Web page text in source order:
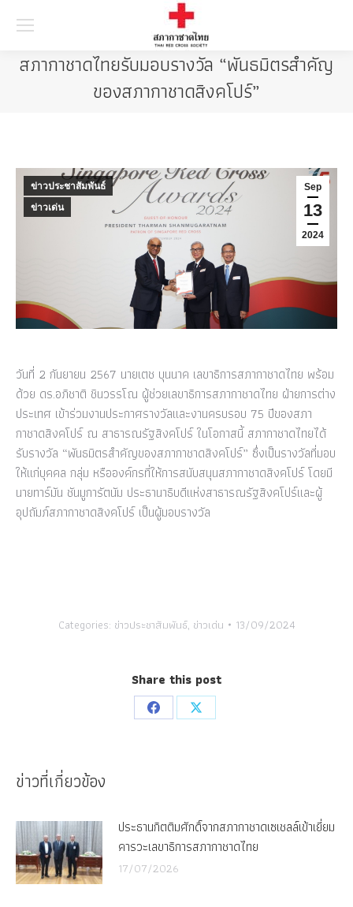
สภากาชาดไทยรับมอบรางวัล “พันธมิตรสำคัญ
ของสภากาชาดสิงคโปร์”
Sep
13
2024
ข่าวประชาสัมพันธ์
ข่าวเด่น
วันที่ 2 กันยายน 2567 นายเตช บุนนาค เลขาธิการสภากาชาดไทย พร้อม
ด้วย ดร.อภิชาติ ชินวรรโณ ผู้ช่วยเลขาธิการสภากาชาดไทย ฝ่ายการต่าง
ประเทศ เข้าร่วมงานประกาศรางวัลและงานครบรอบ 75 ปีของสภา
กาชาดสิงคโปร์ ณ สาธารณรัฐสิงคโปร์ ในโอกาสนี้ สภากาชาดไทยได้
รับรางวัล “พันธมิตรสำคัญของสภากาชาดสิงคโปร์” ซึ่งเป็นรางวัลที่มอบ
ให้แก่บุคคล กลุ่ม หรือองค์กรที่ให้การสนับสนุนสภากาชาดสิงคโปร์ โดยมี
นายทาร์มัน ชันมูการัตนัม ประธานาธิบดีแห่งสาธารณรัฐสิงคโปร์และผู้
อุปถัมภ์สภากาชาดสิงคโปร์ เป็นผู้มอบรางวัล
Categories: ข่าวประชาสัมพันธ์, ข่าวเด่น 13/09/2024
Share this post
Share
Share
ข่าวที่เกี่ยวข้อง
ประธานกิตติมศักดิ์จากสภากาชาดเซเชลล์เข้าเยี่ยม
คารวะเลขาธิการสภากาชาดไทย
17/07/2026